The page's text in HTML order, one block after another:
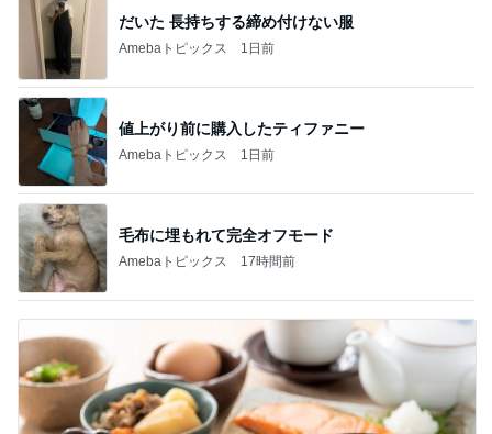
だいた 長持ちする締め付けない服
Amebaトピックス 1日前
値上がり前に購入したティファニー
Amebaトピックス 1日前
毛布に埋もれて完全オフモード
Amebaトピックス 17時間前